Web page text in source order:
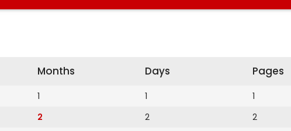
Months
1
2
Days
1
2
Pages
1
2